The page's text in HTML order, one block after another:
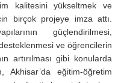
kalitesini yükseltmek ve
birçok projeye imza attı.
güçlendirilmesi,
ve öğrencilerin
artırılması gibi konularda
Akhisar’da eğitim-öğretim